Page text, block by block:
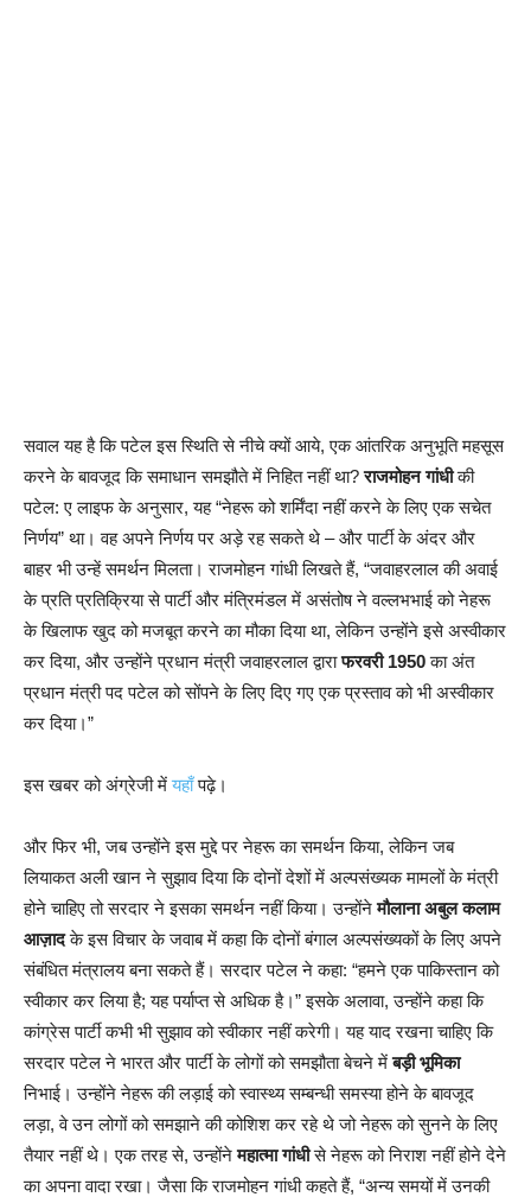
सवाल यह है कि पटेल इस स्थिति से नीचे क्यों आये, एक आंतरिक अनुभूति महसूस
करने के बावजूद कि समाधान समझौते में निहित नहीं था?राजमोहन गांधीकी
पटेल: ए लाइफ के अनुसार, यह “नेहरू को शर्मिंदा नहीं करने के लिए एक सचेत
निर्णय” था। वह अपने निर्णय पर अड़े रह सकते थे – और पार्टी के अंदर और
बाहर भी उन्हें समर्थन मिलता। राजमोहन गांधी लिखते हैं, “जवाहरलाल की अवाई
के प्रति प्रतिक्रिया से पार्टी और मंत्रिमंडल में असंतोष ने वल्लभभाई को नेहरू
के खिलाफ खुद को मजबूत करने का मौका दिया था, लेकिन उन्होंने इसे अस्वीकार
कर दिया, और उन्होंने प्रधान मंत्री जवाहरलाल द्वाराफरवरी 1950का अंत
प्रधान मंत्री पद पटेल को सोंपने के लिए दिए गए एक प्रस्ताव को भी अस्वीकार
कर दिया।”
इस खबर को अंग्रेजी मेंयहाँपढ़े।
और फिर भी, जब उन्होंने इस मुद्दे पर नेहरू का समर्थन किया, लेकिन जब
लियाकत अली खान ने सुझाव दिया कि दोनों देशों में अल्पसंख्यक मामलों के मंत्री
होने चाहिए तो सरदार ने इसका समर्थन नहीं किया। उन्होंनेमौलाना अबुल कलाम
आज़ादके इस विचार के जवाब में कहा कि दोनों बंगाल अल्पसंख्यकों के लिए अपने
संबंधित मंत्रालय बना सकते हैं। सरदार पटेल ने कहा: “हमने एक पाकिस्तान को
स्वीकार कर लिया है; यह पर्याप्त से अधिक है।” इसके अलावा, उन्होंने कहा कि
कांग्रेस पार्टी कभी भी सुझाव को स्वीकार नहीं करेगी। यह याद रखना चाहिए कि
सरदार पटेल ने भारत और पार्टी के लोगों को समझौता बेचने मेंबड़ी भूमिका
निभाई। उन्होंने नेहरू की लड़ाई को स्वास्थ्य सम्बन्धी समस्या होने के बावजूद
लड़ा, वे उन लोगों को समझाने की कोशिश कर रहे थे जो नेहरू को सुनने के लिए
तैयार नहीं थे। एक तरह से, उन्होंनेमहात्मा गांधीसे नेहरू को निराश नहीं होने देने
का अपना वादा रखा। जैसा कि राजमोहन गांधी कहते हैं, “अन्य समयों में उनकी